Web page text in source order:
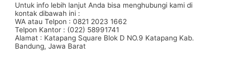
Untuk info lebih lanjut Anda bisa menghubungi kami di
kontak dibawah ini :
WA atau Telpon : 0821 2023 1662
Telpon Kantor : (022) 58991741
Alamat : Katapang Square Blok D NO.9 Katapang Kab.
Bandung, Jawa Barat